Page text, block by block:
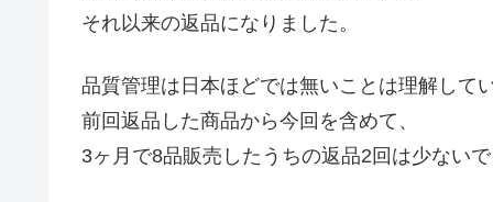
それ以来の返品になりました。
品質管理は日本ほどでは無いことは理解して
前回返品した商品から今回を含めて、
3ヶ月で8品販売したうちの返品2回は少ないで